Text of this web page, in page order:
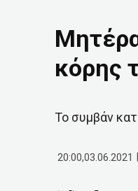
κόρης
Το συμβάν
20:00,03.06.2021